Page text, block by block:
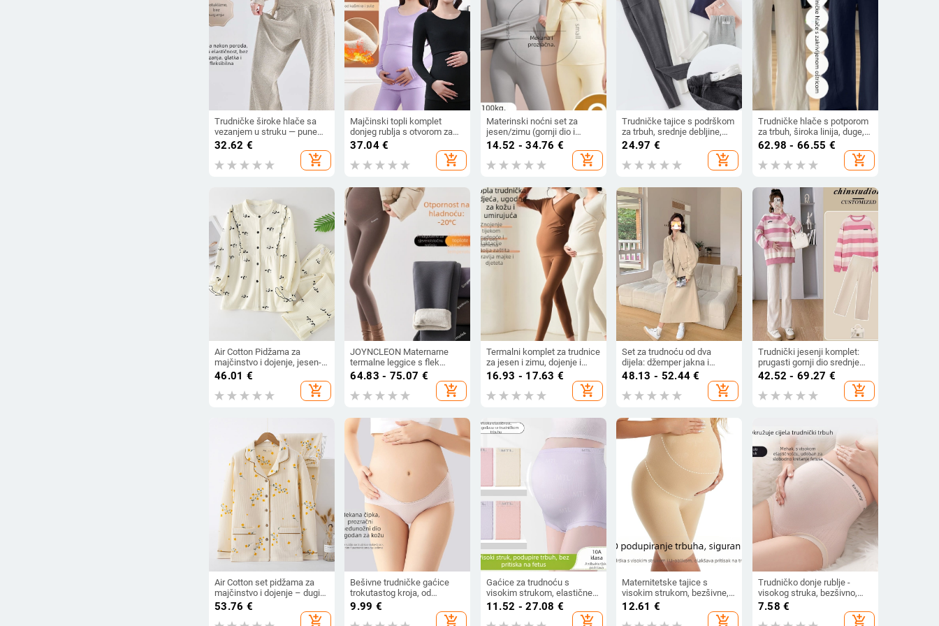
Trudničke široke hlače sa
vezanjem u struku — pune
duljine, srednje gustoće,
jesen/zima
32.62 €
add_shopping_cart
Majčinski topli komplet
donjeg rublja s otvorom za
dojenje – kašmir–viskoza–
poliester, dugi rukavi, duge
hlače
37.04€
add_shopping_cart
Materinski noćni set za
jesen/zimu (gornji dio i
hlače) — dugi rukav,
poliester 90–95%, bez
nabora, s uklonjivim
14.52 - 34.76 €
add_shopping_cart
Trudničke tajice s podrškom
za trbuh, srednje debljine,
pamuk-elastan mješavina,
skraćena duljina, Proljeće
2023
24.97 €
add_shopping_cart
Trudničke hlače s potporom
za trbuh, široka linija, duge,
poliester
62.98 - 66.55 €
add_shopping_cart
Air Cotton Pidžama za
majčinstvo i dojenje, jesen-
zima, 90–95% pamuka,
46.01 €
add_shopping_cart
JOYNCLEON Maternarne
termalne leggice s flek
podstavom, duge, od vune
smjese, visok pas, uski kroj,
jesen-zima svakodnevna
64.83 - 75.07 €
add_shopping_cart
Termalni komplet za trudnice
za jesen i zimu, dojenje i
postporođajno noćno rublje
16.93 - 17.63 €
add_shopping_cart
Set za trudnoću od dva
dijela: džemper jakna i
haljina bez rukava za
jesen/zimu (plus veličina)
48.13 - 52.44 €
add_shopping_cart
Trudnički jesenji komplet:
prugasti gornji dio srednje
duljine, opuštenog kroja,
široke hlače ravnog kroja,
dvodijelni set za jesen i zimu
42.52 - 69.27 €
add_shopping_cart
Air Cotton set pidžama za
majčinstvo i dojenje – dugi
rukav, ovratnik tipa lapel,
pamuk 95–100%, debeli
53.76 €
add_shopping_cart
Bešivne trudničke gaćice
trokutastog kroja, od
pamuka, bez šavova,
prozračne, brzo se sušeće,
9.99 €
add_shopping_cart
Gaćice za trudnoću s
visokim strukom, elastične,
antibakterijske, široki kroj,
velika veličina, prozračna, za
11.52 - 27.08 €
add_shopping_cart
Maternitetske tajice s
visokim strukom, bezšivne,
podrška trbuha, prozračna
najlon tkanina, 61-70d
12.61 €
add_shopping_cart
Trudničko donje rublje -
visokog struka, bezšivno,
prozračno najlonsko tkanina
s pamukom podstavom u
7.58 €
add_shopping_cart